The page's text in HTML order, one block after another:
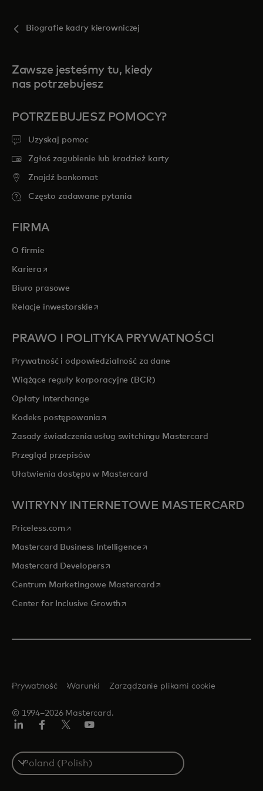
Biografie kadry kierowniczej
Zawsze jesteśmy tu, kiedy
nas potrzebujesz
POTRZEBUJESZ POMOCY?
Uzyskaj pomoc
Zgłoś zagubienie lub kradzież karty
Znajdź bankomat
Często zadawane pytania
FIRMA
O firmie
Kariera opens in a new tab
Biuro prasowe
Relacje inwestorskie opens in a new tab
PRAWO I POLITYKA PRYWATNOŚCI
Prywatność i odpowiedzialność za dane
Wiążące reguły korporacyjne (BCR)
Opłaty interchange
Kodeks postępowania opens in a new tab
Zasady świadczenia usług switchingu Mastercard
Przegląd przepisów
Ułatwienia dostępu w Mastercard
WITRYNY INTERNETOWE MASTERCARD
Priceless.com opens in a new tab
Mastercard Business Intelligenceopens in a new tab
Mastercard Developersopens in a new tab
Centrum Marketingowe Mastercardopens in a new tab
Center for Inclusive Growthopens in a new tab
© 1994–2026 Mastercard.
Prywatność Warunki Zarządzanie plikami cookie
Select
a
country